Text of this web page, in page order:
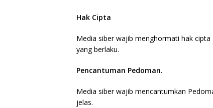
Hak Cipta
Media siber wajib menghormati hak
yang berlaku.
Pencantuman Pedoman.
Media siber wajib mencantumkan
jelas.